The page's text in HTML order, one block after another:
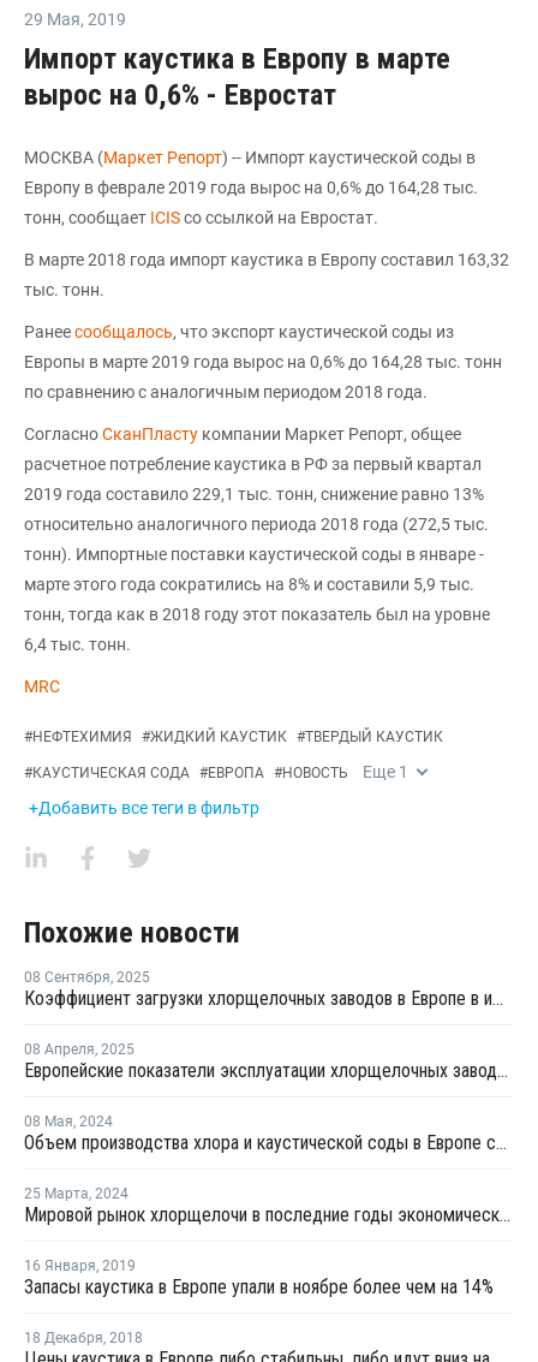
29 Мая, 2019
Импорт каустика в Европу в марте
вырос на 0,6% - Евростат
МОСКВА (Маркет Репорт) -- Импорт каустической соды в
Европу в феврале 2019 года вырос на 0,6% до 164,28 тыс.
тонн, сообщает ICISсо ссылкой на Евростат.
В марте 2018 года импорт каустика в Европу составил 163,32
тыс. тонн.
Ранеесообщалось, что экспорт каустической соды из
Европы в марте 2019 года вырос на 0,6% до 164,28 тыс. тонн
по сравнению с аналогичным периодом 2018 года.
СогласноСканПласту компании Маркет Репорт, общее
расчетное потребление каустика в РФ за первый квартал
2019 года составило 229,1 тыс. тонн, снижение равно 13%
относительно аналогичного периода 2018 года (272,5 тыс.
тонн). Импортные поставки каустической соды в январе -
марте этого года сократились на 8% и составили 5,9 тыс.
тонн, тогда как в 2018 году этот показатель был на уровне
6,4 тыс. тонн.
MRC
#НЕФТЕХИМИЯ #ЖИДКИЙ КАУСТИК #ТВЕРДЫЙ КАУСТИК
#КАУСТИЧЕСКАЯ СОДА #ЕВРОПА #НОВОСТЬ Еще 1
+Добавить все теги в фильтр
Похожие новости
08 Сентября, 2025
Коэффициент загрузки хлорщелочных заводов в Европе в июле продолжил рост
08 Апреля, 2025
Европейские показатели эксплуатации хлорщелочных заводов достигли в феврале трехлетнего максимума
08 Мая, 2024
Объем производства хлора и каустической соды в Европе снизились в марте
25 Марта, 2024
Мировой рынок хлорщелочи в последние годы экономического спада претерпел значительные изменения
16 Января, 2019
Запасы каустика в Европе упали в ноябре более чем на 14%
18 Декабря, 2018